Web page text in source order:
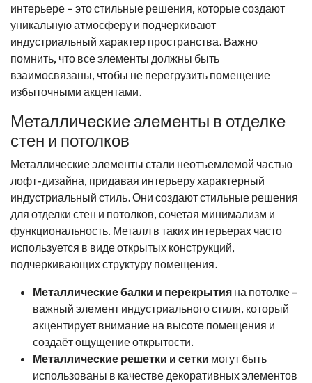
интерьере – это стильные решения, которые создают
уникальную атмосферу и подчеркивают
индустриальный характер пространства. Важно
помнить, что все элементы должны быть
взаимосвязаны, чтобы не перегрузить помещение
избыточными акцентами.
Металлические элементы в отделке
стен и потолков
Металлические элементы стали неотъемлемой частью
лофт-дизайна, придавая интерьеру характерный
индустриальный стиль. Они создают стильные решения
для отделки стен и потолков, сочетая минимализм и
функциональность. Металл в таких интерьерах часто
используется в виде открытых конструкций,
подчеркивающих структуру помещения.
Металлические балки и перекрытия на потолке –
важный элемент индустриального стиля, который
акцентирует внимание на высоте помещения и
создаёт ощущение открытости.
Металлические решетки и сетки могут быть
использованы в качестве декоративных элементов